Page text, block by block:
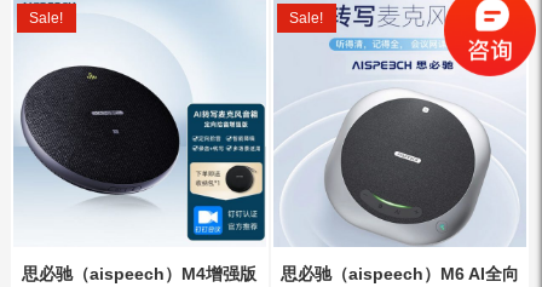
Sale!
思必驰（aispeech）M4增强版
Sale!
思必驰（aispeech）M6 AI全向